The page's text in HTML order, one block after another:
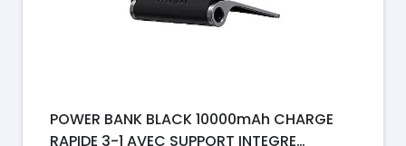
POWER BANK BLACK 10000mAh CHARGE
RAPIDE 3-1 AVEC SUPPORT INTEGRE